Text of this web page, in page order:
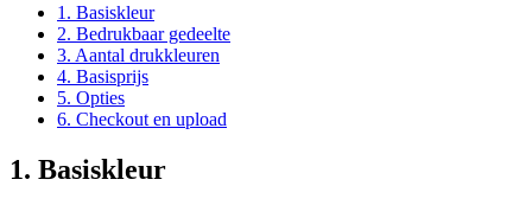
1. Basiskleur
2. Bedrukbaar gedeelte
3. Aantal drukkleuren
4. Basisprijs
5. Opties
6. Checkout en upload
1. Basiskleur